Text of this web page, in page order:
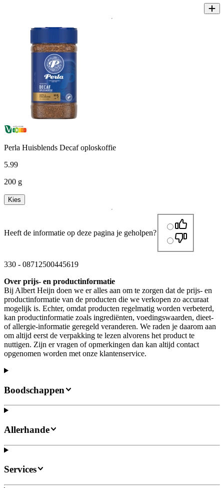
Perla Huisblends Decaf oploskoffie
5.99
200 g
Kies
Heeft de informatie op deze pagina je geholpen?
330 - 08712500445619
Over prijs- en productinformatie
Bij Albert Heijn doen we er alles aan om te zorgen dat de prijs- en
productinformatie van de producten die we verkopen zo accuraat
mogelijk is. Echter, omdat producten regelmatig worden verbeterd,
kan productinformatie zoals ingrediënten, voedingswaarden, dieet-
of allergie-informatie geregeld veranderen. We raden je daarom aan
om altijd eerst de verpakking te lezen alvorens het product te
nuttigen. Zijn er vragen of opmerkingen dan kan altijd contact
opgenomen worden met onze klantenservice.
Boodschappen
Allerhande
Services